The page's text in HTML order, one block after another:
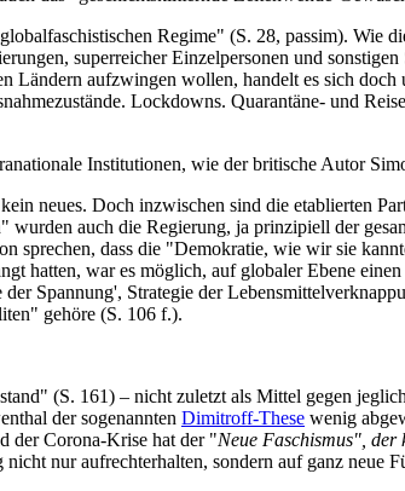
Regime" (S. 28, passim). Wie
superreicher Einzelpersonen und
Ländern aufzwingen wollen, handelt es sich
Lockdowns. Quarantäne- und
Institutionen, wie der britische Autor
neues. Doch inzwischen sind die etablierten
auch die Regierung, ja prinzipiell der
sprechen, dass die "Demokratie, wie wir sie
hatten, war es möglich, auf globaler Ebene
Spannung', Strategie der
gehöre (S. 106 f.).
(S. 161) – nicht zuletzt als Mittel gegen
der sogenannten Dimitroff-These wenig
der Corona-Krise hat der "Neue Faschismus", der
nur aufrechterhalten, sondern auf ganz neue